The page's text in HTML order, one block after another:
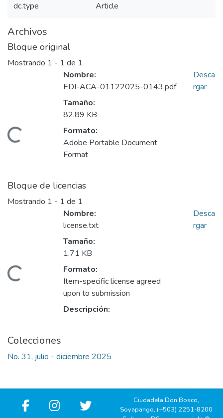
dc.type Article
Archivos
Bloque original
Mostrando 1 - 1 de 1
Cargando...
Nombre:
EDI-ACA-01122025-0143.pdf
Tamaño:
82.89 KB
Formato:
Adobe Portable Document
Format
Desca
rgar
Bloque de licencias
Mostrando 1 - 1 de 1
Cargando...
Nombre:
license.txt
Tamaño:
1.71 KB
Formato:
Item-specific license agreed
upon to submission
Descripción:
Desca
rgar
Colecciones
No. 31, julio - diciembre 2025
Ciudadela Don Bosco,
Soyapango, (+503) 2251-8200